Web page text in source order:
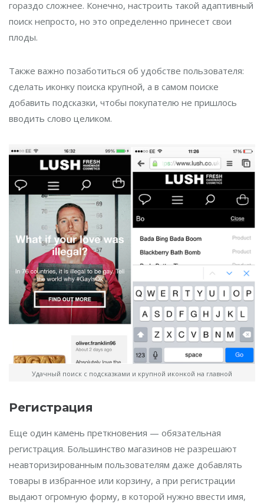
гораздо сложнее. Конечно, настроить такой адаптивный
поиск непросто, но это определенно принесет свои
плоды.
Также важно позаботиться об удобстве пользователя:
сделать иконку поиска крупной, а в самом поиске
добавить подсказки, чтобы покупателю не пришлось
вводить слово целиком.
Удачный поиск с подсказками и крупной иконкой на главной
Регистрация
Еще один камень преткновения — обязательная
регистрация. Большинство магазинов не разрешают
неавторизированным пользователям даже добавлять
товары в избранное или корзину, а при регистрации
выдают огромную форму, в которой нужно ввести имя,